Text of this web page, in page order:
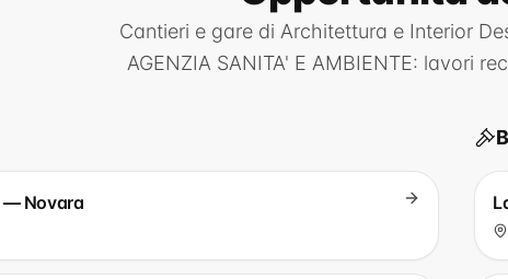
Cantieri e gare di Architettura e Interior
AGENZIA SANITA' E AMBIENTE: lavori
— Novara